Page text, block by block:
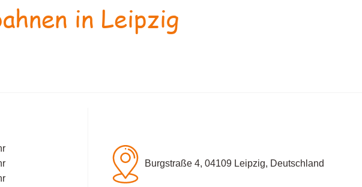
in Leipzig
Burgstraße 4, 04109 Leipzig, Deutschland